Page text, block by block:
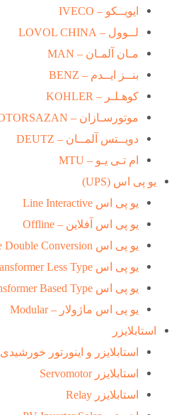
ایویــکو – IVECO
لــوول – LOVOL CHINA
مـان آلمـان – MAN
بنــز ایــدم – BENZ
کوهـلـر – KOHLER
موتورسـازان – MOTORSAZAN
دویــتس آلمــان – DEUTZ
ام تـی یـو – MTU
یو پی اس (UPS)
یو پی اس Line Interactive
یو پی اس آفلاین – Offline
یو پی اس Online Double Conversion
یو پی اس Transformer Less Type
یو پی اس Transformer Based Type
یو پی اس ماژولار – Modular
استابلایزر
استابلایزر و اینورتور خورشیدی
استابلایزر Servomotor
استابلایزر Relay